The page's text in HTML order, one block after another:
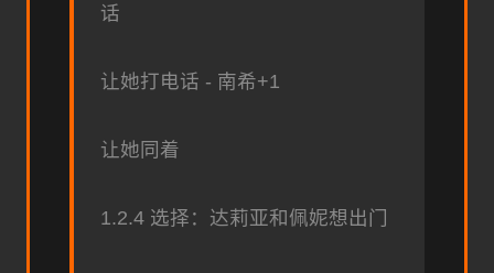
话
让她打电话 - 南希+1
让她同着
1.2.4 选择：达莉亚和佩妮想出门